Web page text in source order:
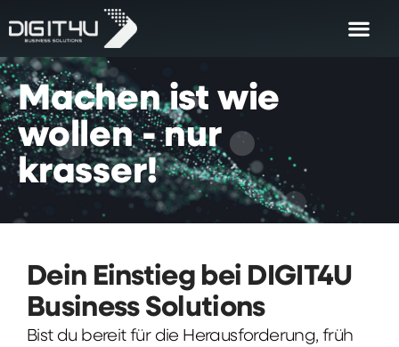
Machen ist wie
wollen - nur
krasser!
Dein Einstieg bei DIGIT4U
Business Solutions
Bist du bereit für die Herausforderung, früh